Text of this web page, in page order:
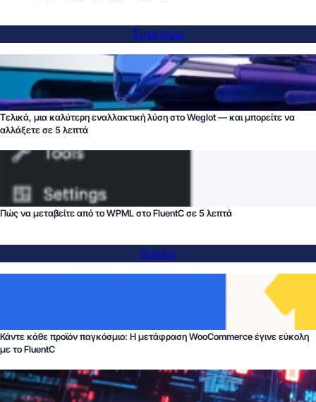
Συγκρίνω
Τελικά, μια καλύτερη εναλλακτική λύση στο Weglot — και μπορείτε να
αλλάξετε σε 5 λεπτά
Πώς να μεταβείτε από το WPML στο FluentC σε 5 λεπτά
Λύσεις
Κάντε κάθε προϊόν παγκόσμιο: Η μετάφραση WooCommerce έγινε εύκολη
με το FluentC